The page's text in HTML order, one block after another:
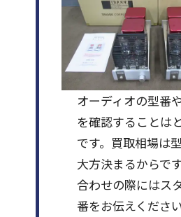
オーディオの型番
を確認することは
です。買取相場は
大方決まるからで
合わせの際にはス
番をお伝えくださ